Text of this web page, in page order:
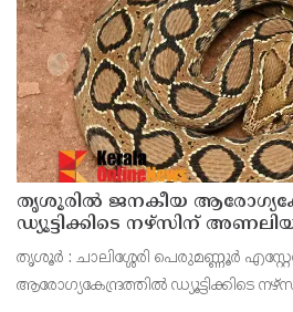
തൃശൂരിൽ ജനകീയ
ഡ്യൂട്ടിക്കിടെ നഴ്‌സിന്
തൃശൂർ : ചാലിശ്ശേരി പെരുമണ്ണൂർ
ആരോഗ്യകേന്ദ്രത്തിൽ ഡ്യൂട്ടിക്കിടെ